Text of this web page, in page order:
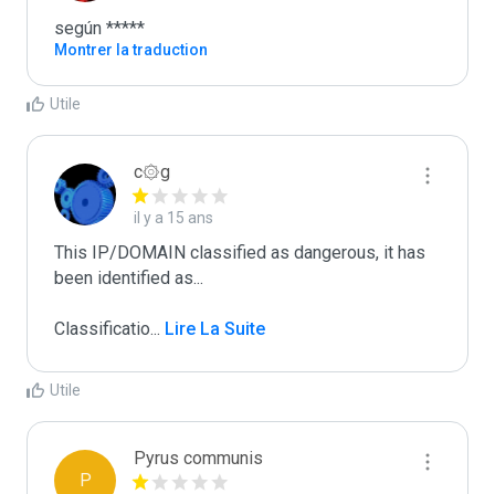
según *****
Montrer la traduction
Utile
c۞g
il y a 15 ans
This IP/DOMAIN classified as dangerous, it has
been identified as...
Classificatio... Lire La Suite
Utile
P
Pyrus communis